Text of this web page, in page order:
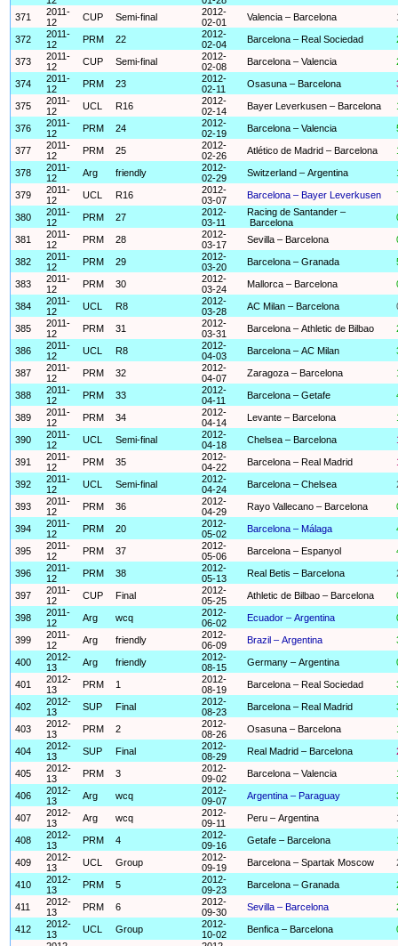
371
2011-
12
CUP Semi-final
2012-
02-01
Valencia – Barcelona
372
2011-
12
PRM 22
2012-
02-04
Barcelona – Real Sociedad
373
2011-
12
CUP Semi-final
2012-
02-08
Barcelona – Valencia
374
2011-
12
PRM 23
2012-
02-11
Osasuna – Barcelona
375
2011-
12
UCL R16
2012-
02-14
Bayer Leverkusen – Barcelona
376
2011-
12
PRM 24
2012-
02-19
Barcelona – Valencia
377
2011-
12
PRM 25
2012-
02-26
Atlético de Madrid – Barcelona
378
2011-
12
Arg friendly
2012-
02-29
Switzerland – Argentina
379
2011-
12
UCL R16
2012-
03-07
Barcelona – Bayer Leverkusen
380
2011-
12
PRM 27
2012-
03-11
Racing de Santander –
Barcelona
381
2011-
12
PRM 28
2012-
03-17
Sevilla – Barcelona
382
2011-
12
PRM 29
2012-
03-20
Barcelona – Granada
383
2011-
12
PRM 30
2012-
03-24
Mallorca – Barcelona
384
2011-
12
UCL R8
2012-
03-28
AC Milan – Barcelona
385
2011-
12
PRM 31
2012-
03-31
Barcelona – Athletic de Bilbao
386
2011-
12
UCL R8
2012-
04-03
Barcelona – AC Milan
387
2011-
12
PRM 32
2012-
04-07
Zaragoza – Barcelona
388
2011-
12
PRM 33
2012-
04-11
Barcelona – Getafe
389
2011-
12
PRM 34
2012-
04-14
Levante – Barcelona
390
2011-
12
UCL Semi-final
2012-
04-18
Chelsea – Barcelona
391
2011-
12
PRM 35
2012-
04-22
Barcelona – Real Madrid
392
2011-
12
UCL Semi-final
2012-
04-24
Barcelona – Chelsea
393
2011-
12
PRM 36
2012-
04-29
Rayo Vallecano – Barcelona
394
2011-
12
PRM 20
2012-
05-02
Barcelona – Málaga
395
2011-
12
PRM 37
2012-
05-06
Barcelona – Espanyol
396
2011-
12
PRM 38
2012-
05-13
Real Betis – Barcelona
397
2011-
12
CUP Final
2012-
05-25
Athletic de Bilbao – Barcelona
398
2011-
12
Arg wcq
2012-
06-02
Ecuador – Argentina
399
2011-
12
Arg friendly
2012-
06-09
Brazil – Argentina
400
2012-
13
Arg friendly
2012-
08-15
Germany – Argentina
401
2012-
13
PRM 1
2012-
08-19
Barcelona – Real Sociedad
402
2012-
13
SUP Final
2012-
08-23
Barcelona – Real Madrid
403
2012-
13
PRM 2
2012-
08-26
Osasuna – Barcelona
404
2012-
13
SUP Final
2012-
08-29
Real Madrid – Barcelona
405
2012-
13
PRM 3
2012-
09-02
Barcelona – Valencia
406
2012-
13
Arg wcq
2012-
09-07
Argentina – Paraguay
407
2012-
13
Arg wcq
2012-
09-11
Peru – Argentina
408
2012-
13
PRM 4
2012-
09-16
Getafe – Barcelona
409
2012-
13
UCL Group
2012-
09-19
Barcelona – Spartak Moscow
410
2012-
13
PRM 5
2012-
09-23
Barcelona – Granada
411
2012-
13
PRM 6
2012-
09-30
Sevilla – Barcelona
412
2012-
13
UCL Group
2012-
10-02
Benfica – Barcelona